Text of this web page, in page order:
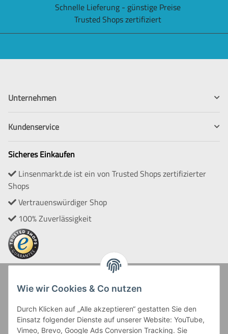
Schnelle Lieferung - günstige Preise
Trusted Shops zertifiziert
Unternehmen
Kundenservice
Sicheres Einkaufen
Linsenmarkt.de ist ein von Trusted Shops zertifizierter
Shops
Vertrauenswürdiger Shop
100% Zuverlässigkeit
Zahlung und Versand
Wie wir Cookies & Co nutzen
Durch Klicken auf „Alle akzeptieren“ gestatten Sie den
Einsatz folgender Dienste auf unserer Website: YouTube,
Vimeo, Brevo, Google Ads Conversion Tracking. Sie